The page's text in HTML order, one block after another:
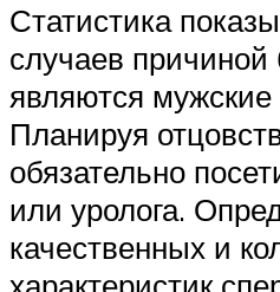
Статистика
случаев причиной
являются
Планируя
обязательно
или уролога.
качественных и